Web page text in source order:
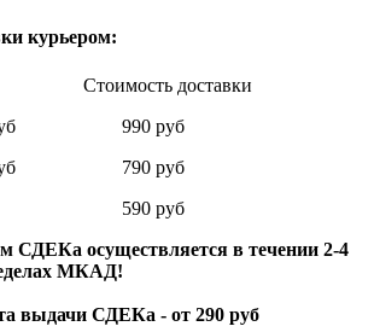
курьером:
Стоимость доставки
руб 990 руб
руб 790 руб
590 руб
СДЕКа осуществляется в течении 2-4
МКАД!
выдачи СДЕКа - от 290 руб